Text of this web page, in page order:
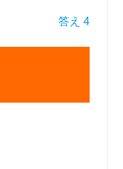
答え 4